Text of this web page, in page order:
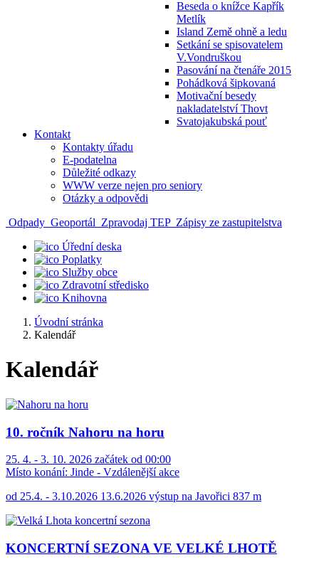
Beseda o knížce Kapřík
Metlík
Island Země ohně a ledu
Setkání se spisovatelem
V.Vondruškou
Pasování na čtenáře 2015
Pohádková šipkovaná
Motivační besedy
nakladatelství Thovt
Svatojakubská pouť
Kontakt
Kontakty úřadu
E-podatelna
Důležité odkazy
WWW verze nejen pro seniory
Otázky a odpovědi
Odpady Geoportál Zpravodaj TEP Zápisy ze zastupitelstva
Úřední deska
Poplatky
Služby obce
Zdravotní středisko
Knihovna
Úvodní stránka
Kalendář
Kalendář
10. ročník Nahoru na horu
25. 4. - 3. 10. 2026 začátek od 00:00
Místo konání: Jinde - Vzdálenější akce
od 25.4. - 3.10.2026 13.6.2026 výstup na Javořici 837 m
KONCERTNÍ SEZONA VE VELKÉ LHOTĚ